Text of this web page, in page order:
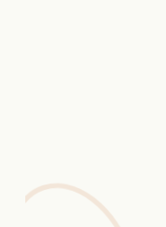
Sammelkalender